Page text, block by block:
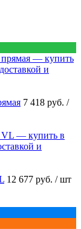
7 418 руб. /
12 677 руб. / шт